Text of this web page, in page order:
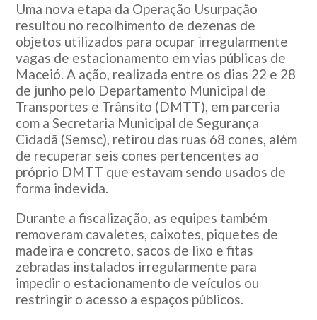
Uma nova etapa da Operação Usurpação
resultou no recolhimento de dezenas de
objetos utilizados para ocupar irregularmente
vagas de estacionamento em vias públicas de
Maceió. A ação, realizada entre os dias 22 e 28
de junho pelo Departamento Municipal de
Transportes e Trânsito (DMTT), em parceria
com a Secretaria Municipal de Segurança
Cidadã (Semsc), retirou das ruas 68 cones, além
de recuperar seis cones pertencentes ao
próprio DMTT que estavam sendo usados de
forma indevida.
Durante a fiscalização, as equipes também
removeram cavaletes, caixotes, piquetes de
madeira e concreto, sacos de lixo e fitas
zebradas instalados irregularmente para
impedir o estacionamento de veículos ou
restringir o acesso a espaços públicos.